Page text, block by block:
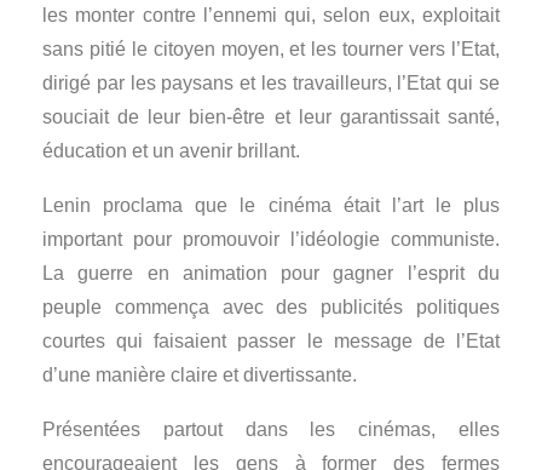
les monter contre l’ennemi qui, selon eux, exploitait
sans pitié le citoyen moyen, et les tourner vers l’Etat,
dirigé par les paysans et les travailleurs, l’Etat qui se
souciait de leur bien-être et leur garantissait santé,
éducation et un avenir brillant.
Lenin proclama que le cinéma était l’art le plus
important pour promouvoir l’idéologie communiste.
La guerre en animation pour gagner l’esprit du
peuple commença avec des publicités politiques
courtes qui faisaient passer le message de l’Etat
d’une manière claire et divertissante.
Présentées partout dans les cinémas, elles
encourageaient les gens à former des fermes